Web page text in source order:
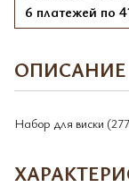
6 платежей по
ОПИСАНИЕ
Набор для виски